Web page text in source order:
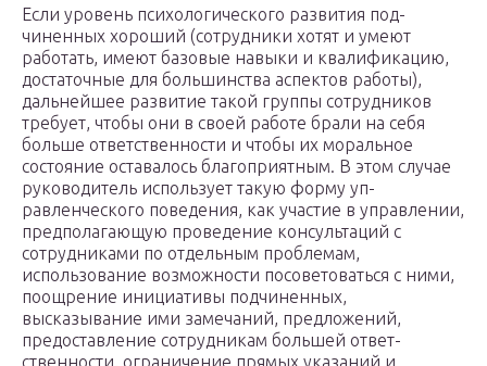
Если уровень психологического развития под­
чиненных хороший (сотрудники хотят и умеют
работать, имеют базовые навыки и квалификацию,
достаточные для боль­шинства аспектов работы),
дальнейшее развитие такой группы со­трудников
требует, чтобы они в своей работе брали на себя
больше ответственности и чтобы их моральное
состояние оставалось благо­приятным. В этом случае
руководитель использует такую форму уп­
равленческого поведения, как участие в управлении,
предполага­ющую проведение консультаций с
сотрудниками по отдельным проблемам,
использование возможности посоветоваться с ними,
поощрение инициативы подчиненных,
высказывание ими замеча­ний, предложений,
предоставление сотрудникам большей ответ­
ственности, ограничение прямых указаний и